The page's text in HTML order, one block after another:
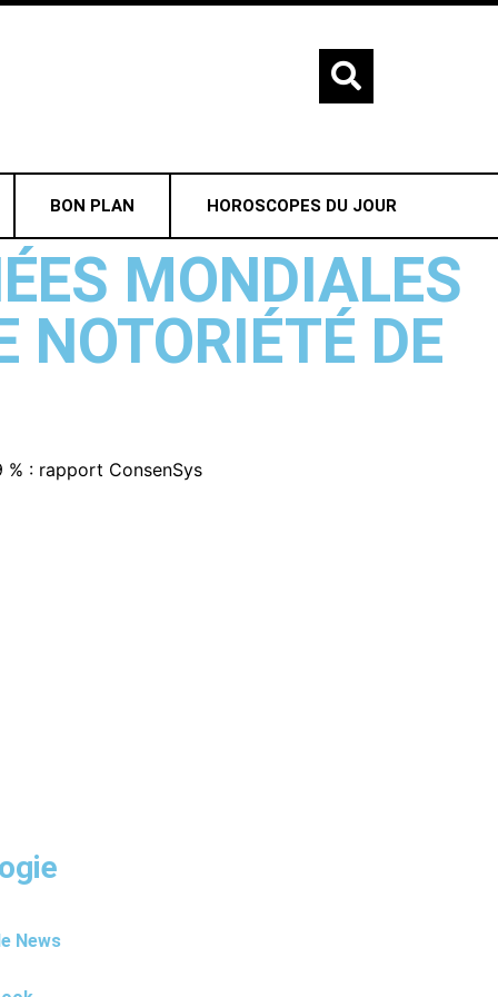
BON PLAN HOROSCOPES DU JOUR
MONDIALES
NOTORIÉTÉ DE
: rapport ConsenSys
News